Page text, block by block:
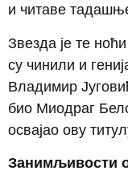
и читаве
Звезда је те
су чинили и
Владимир
био Миодраг
освајао ову
Занимљивости о